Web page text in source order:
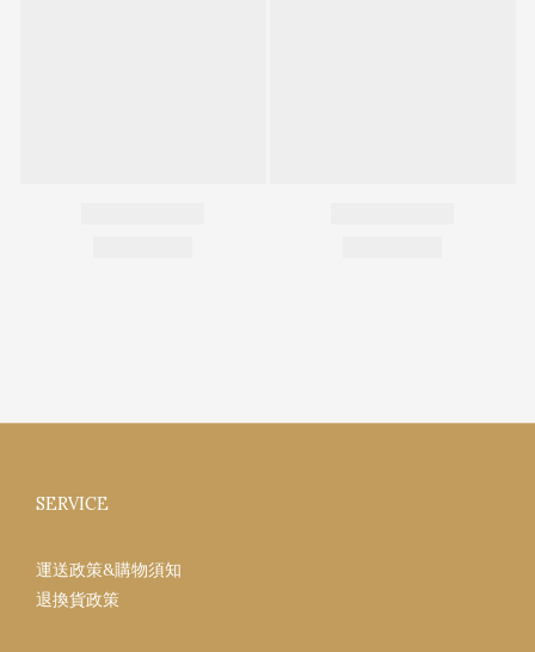
SERVICE
運送政策&購物須知
退換貨政策